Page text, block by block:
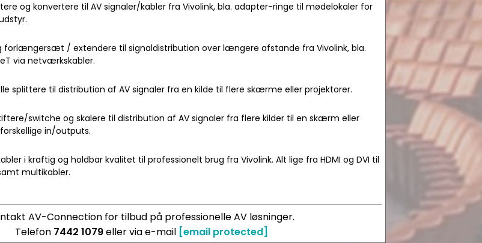
og konvertere til AV signaler/kabler fra Vivolink, bla. adapter-ringe til mødelokaler for
forlængersæt / extendere til signaldistribution over længere afstande fra Vivolink, bla.
via netværkskabler.
splittere til distribution af AV signaler fra en kilde til flere skærme eller projektorer.
switche og skalere til distribution af AV signaler fra flere kilder til en skærm eller
in/outputs.
i kraftig og holdbar kvalitet til professionelt brug fra Vivolink. Alt lige fra HDMI og DVI til
multikabler.
AV-Connection for tilbud på professionelle AV løsninger.
Telefon 7442 1079eller via e-mail [email protected]